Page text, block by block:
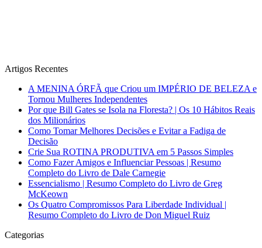
Artigos Recentes
A MENINA ÓRFÃ que Criou um IMPÉRIO DE BELEZA e
Tornou Mulheres Independentes
Por que Bill Gates se Isola na Floresta? | Os 10 Hábitos Reais
dos Milionários
Como Tomar Melhores Decisões e Evitar a Fadiga de
Decisão
Crie Sua ROTINA PRODUTIVA em 5 Passos Simples
Como Fazer Amigos e Influenciar Pessoas | Resumo
Completo do Livro de Dale Carnegie
Essencialismo | Resumo Completo do Livro de Greg
McKeown
Os Quatro Compromissos Para Liberdade Individual |
Resumo Completo do Livro de Don Miguel Ruiz
Categorias